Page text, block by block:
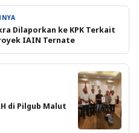
Dilaporkan ke KPK Terkait
IAIN Ternate
di Pilgub Malut